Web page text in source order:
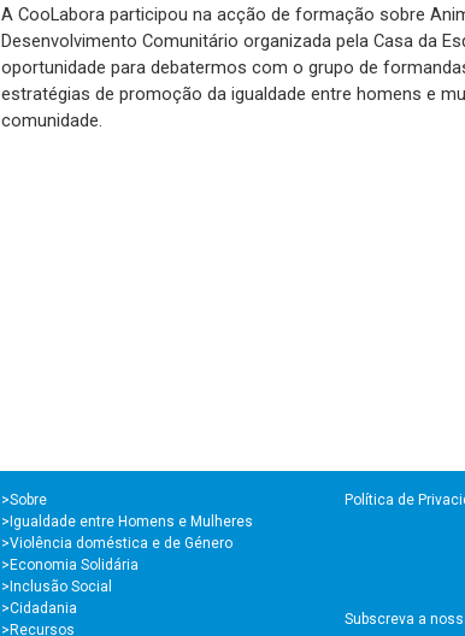
A CooLabora participou na acção de formação sobre
Desenvolvimento Comunitário organizada pela Casa da
oportunidade para debatermos com o grupo de
estratégias de promoção da igualdade entre homens e
comunidade.
>Sobre
>Igualdade entre Homens e Mulheres
>Violência doméstica e de Género
>Economia Solidária
>Inclusão Social
>Cidadania
>Recursos
Política de
Subscreva a